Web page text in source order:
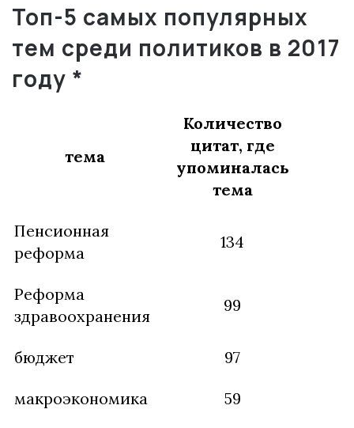
Топ-5 самых популярных
тем среди политиков в 2017
году *
тема
Количество
цитат, где
упоминалась
тема
Пенсионная
реформа
134
Реформа
здравоохранения
99
бюджет 97
макроэкономика 59